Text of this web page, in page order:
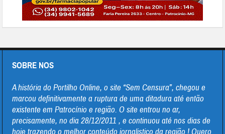
SOBRE NOS
A história do Portilho Online, o site “Sem Censura”, chegou e
marcou definitivamente a ruptura de uma ditadura até então
existente em Patrocínio e região. O site entrou no ar,
precisamente, no dia 28/12/2011 , e continuou até nos dias de
hoje trazendo o melhor conteúdo jornalistico da região ! Quero